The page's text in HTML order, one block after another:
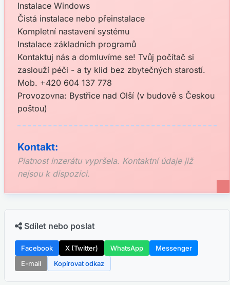
Instalace Windows
Čistá instalace nebo přeinstalace
Kompletní nastavení systému
Instalace základních programů
Kontaktuj nás a domluvíme se! Tvůj počítač si
zaslouží péči - a ty klid bez zbytečných starostí.
Mob. +420 604 137 778
Provozovna: Bystřice nad Olší (v budově s Českou
poštou)
Kontakt:
Platnost inzerátu vypršela. Kontaktní údaje již
nejsou k dispozici.
Sdílet nebo poslat
Facebook X (Twitter) WhatsApp
Messenger
E-mail
Kopírovat odkaz